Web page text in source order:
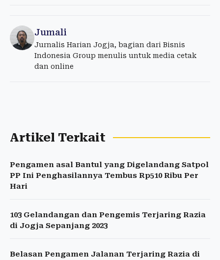
Jumali
Jurnalis Harian Jogja, bagian dari Bisnis
Indonesia Group menulis untuk media cetak
dan online
Artikel Terkait
Pengamen asal Bantul yang Digelandang Satpol
PP Ini Penghasilannya Tembus Rp510 Ribu Per
Hari
103 Gelandangan dan Pengemis Terjaring Razia
di Jogja Sepanjang 2023
Belasan Pengamen Jalanan Terjaring Razia di